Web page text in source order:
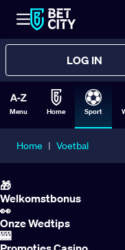
LOG IN
Menu Home Sport
Home | Voetbal